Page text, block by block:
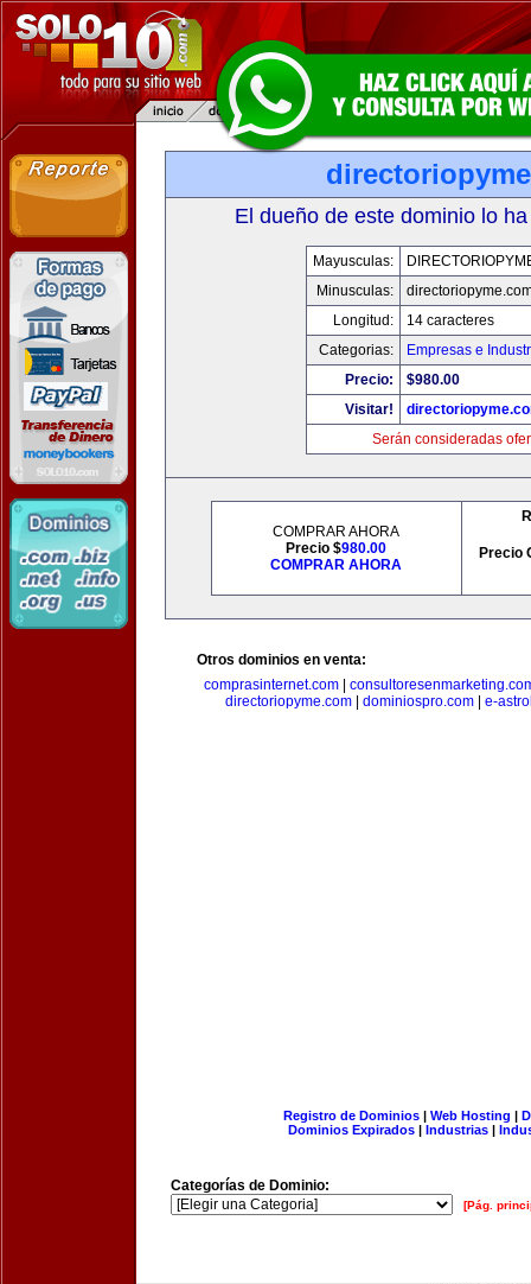
El dueño de este dominio lo
Mayusculas:
Minusculas:
Longitud:
14 caracteres
Categorias:
Empresas e
Precio:
$980.00
Visitar!
Serán consideradas
COMPRAR AHORA
Precio $980.00
COMPRAR AHORA
Precio
Otros dominios en venta:
comprasinternet.com|
directoriopyme.com| dominiospro.com| e-
Registro de Dominios| Web Hosting |
Dominios Expirados | Industrias |
Categorías de Dominio:
[Pág.